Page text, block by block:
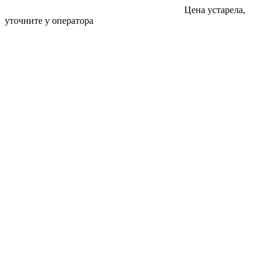
Цена устарела,
уточните у оператора